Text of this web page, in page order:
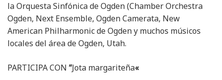
la Orquesta Sinfónica de Ogden (Chamber Orchestra
Ogden, Next Ensemble, Ogden Camerata, New
American Philharmonic de Ogden y muchos músicos
locales del área de Ogden, Utah.
PARTICIPA CON “Jota margariteña«